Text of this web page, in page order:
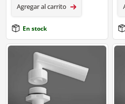
Agregar al carrito
En stock